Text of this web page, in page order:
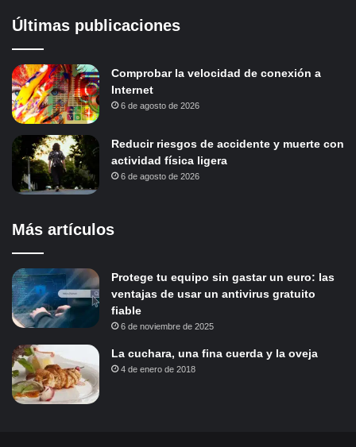
Últimas publicaciones
Comprobar la velocidad de conexión a
Internet
6 de agosto de 2026
Reducir riesgos de accidente y muerte con
actividad física ligera
6 de agosto de 2026
Más artículos
Protege tu equipo sin gastar un euro: las
ventajas de usar un antivirus gratuito
fiable
6 de noviembre de 2025
La cuchara, una fina cuerda y la oveja
4 de enero de 2018